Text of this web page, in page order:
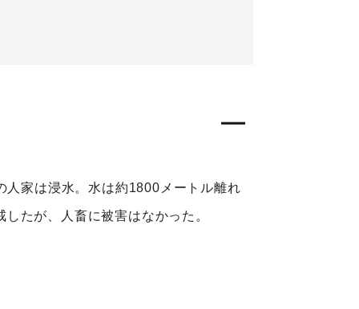
人家は浸水。水は約1800メートル離れ
たが、人畜に被害はなかった。